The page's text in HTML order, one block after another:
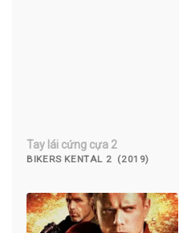
Tay lái cứng cựa 2
BIKERS KENTAL 2 (2019)